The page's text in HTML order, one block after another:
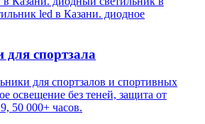
led в Казани. диодное
для спортзала
для спортзалов и спортивных
освещение без теней, защита от
50 000+ часов.